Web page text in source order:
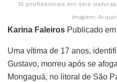
16 profissionais em seis
Imagem:
Karina Faleiros Publicado
Uma vítima de 17 anos,
Gustavo, morreu após se
Mongaguá, no litoral de São